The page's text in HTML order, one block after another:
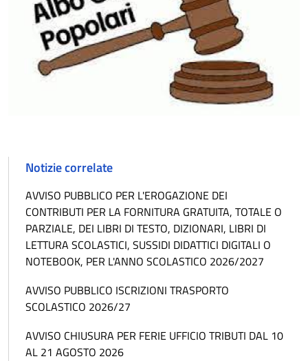
Notizie correlate
AVVISO PUBBLICO PER L'EROGAZIONE DEI
CONTRIBUTI PER LA FORNITURA GRATUITA, TOTALE O
PARZIALE, DEI LIBRI DI TESTO, DIZIONARI, LIBRI DI
LETTURA SCOLASTICI, SUSSIDI DIDATTICI DIGITALI O
NOTEBOOK, PER L'ANNO SCOLASTICO 2026/2027
AVVISO PUBBLICO ISCRIZIONI TRASPORTO
SCOLASTICO 2026/27
AVVISO CHIUSURA PER FERIE UFFICIO TRIBUTI DAL 10
AL 21 AGOSTO 2026